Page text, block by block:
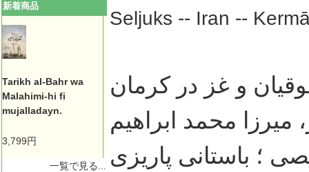
新着商品
Tarikh al-Bahr wa
Malahimi-hi fi
mujalladayn.
3,799円
一覧で見る...
Seljuks -- Iran --
و غز در کرمان
ميرزا محمد ابراهيم
؛ باستانى پاريزى